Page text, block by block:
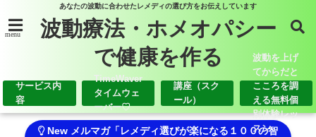
あなたの波動に合わせたレメディの選び方をお伝えしています
menu
波動療法・ホメオパシー
で健康を作る
サービス内
容
TimeWaver
タイムウェ
ーバー♡
講座（スク
ール）
波動を上げ
てからだと
こころを調
える無料個
別体験レッ
スン
New メルマガ「レメディ選びが楽になる１００の智